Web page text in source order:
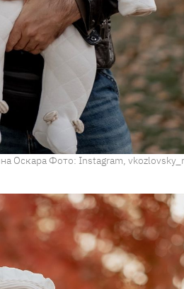
Оскара Фото: Instagram,